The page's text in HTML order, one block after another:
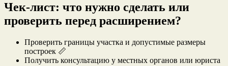
Чек-лист: что нужно сделать или
проверить перед расширением?
Проверить границы участка и допустимые размеры
построек 📏
Получить консультацию у местных органов или юриста